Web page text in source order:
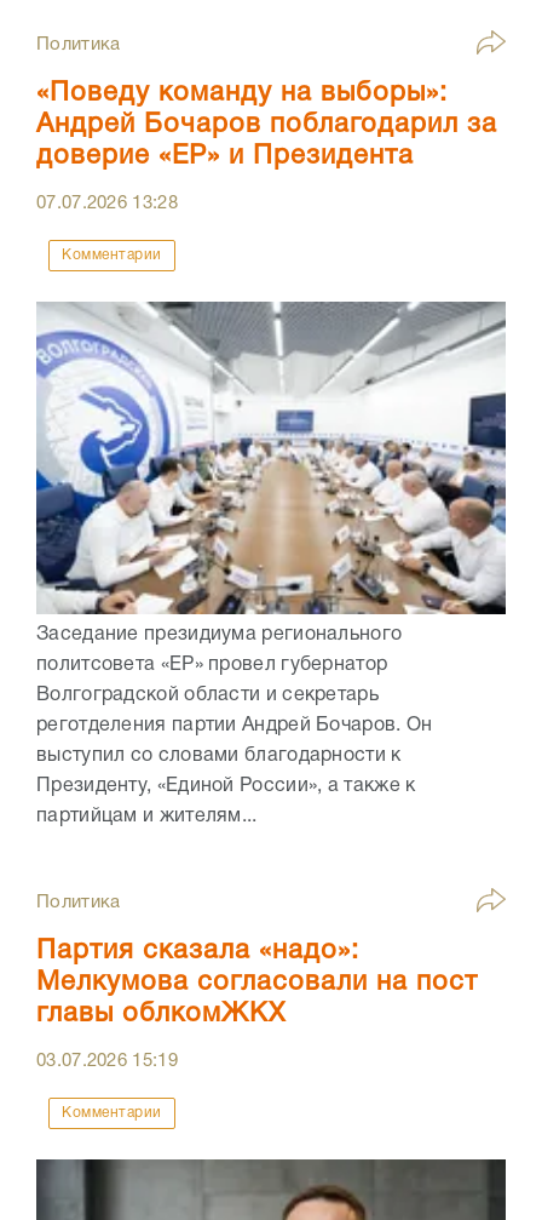
Политика
«Поведу команду на выборы»:
Андрей Бочаров поблагодарил за
доверие «ЕР» и Президента
07.07.2026 13:28
Комментарии
Заседание президиума регионального
политсовета «ЕР» провел губернатор
Волгоградской области и секретарь
реготделения партии Андрей Бочаров. Он
выступил со словами благодарности к
Президенту, «Единой России», а также к
партийцам и жителям...
Политика
Партия сказала «надо»:
Мелкумова согласовали на пост
главы облкомЖКХ
03.07.2026 15:19
Комментарии